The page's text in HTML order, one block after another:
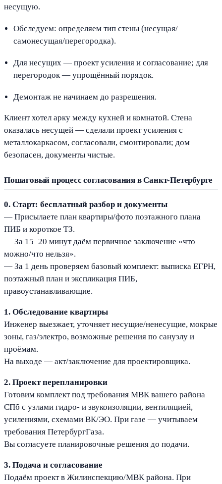
несущую.
Обследуем: определяем тип стены (несущая/
самонесущая/перегородка).
Для несущих — проект усиления и согласование; для
перегородок — упрощённый порядок.
Демонтаж не начинаем до разрешения.
Клиент хотел арку между кухней и комнатой. Стена
оказалась несущей — сделали проект усиления с
металлокаркасом, согласовали, смонтировали; дом
безопасен, документы чистые.
Пошаговый процесс согласования в Санкт-Петербурге
0. Старт: бесплатный разбор и документы
— Присылаете план квартиры/фото поэтажного плана
ПИБ и короткое ТЗ.
— За 15–20 минут даём первичное заключение «что
можно/что нельзя».
— За 1 день проверяем базовый комплект: выписка ЕГРН,
поэтажный план и экспликация ПИБ,
правоустанавливающие.
1. Обследование квартиры
Инженер выезжает, уточняет несущие/ненесущие, мокрые
зоны, газ/электро, возможные решения по санузлу и
проёмам.
На выходе — акт/заключение для проектировщика.
2. Проект перепланировки
Готовим комплект под требования МВК вашего района
СПб с узлами гидро- и звукоизоляции, вентиляцией,
усилениями, схемами ВК/ЭО. При газе — учитываем
требования ПетербургГаза.
Вы согласуете планировочные решения до подачи.
3. Подача и согласование
Подаём проект в Жилинспекцию/МВК района. При